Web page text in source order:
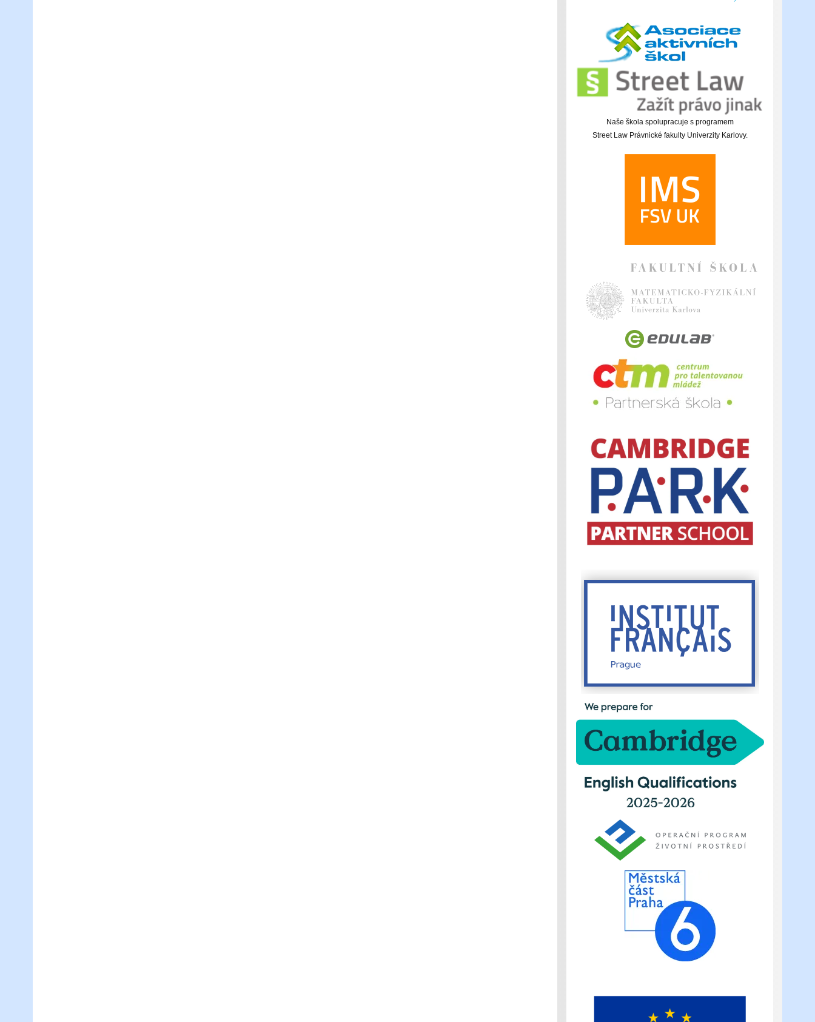
Naše škola spolupracuje s programem
Street Law Právnické fakulty Univerzity Karlovy.